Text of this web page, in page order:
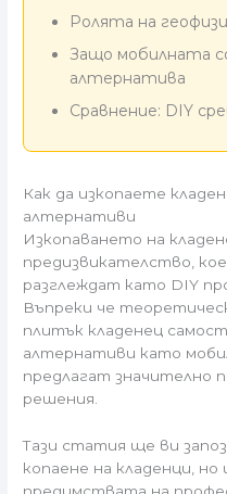
Ролята на
Защо мобилната
алтернатива
Сравнение: DIY
Как да изкопаете
алтернативи
Изкопаването на
предизвикателство,
разглеждат като DIY
Въпреки че
плитък кладенец
алтернативи като
предлагат значително
решения.
Тази статия ще ви
копаене на кладенци,
предимствата на